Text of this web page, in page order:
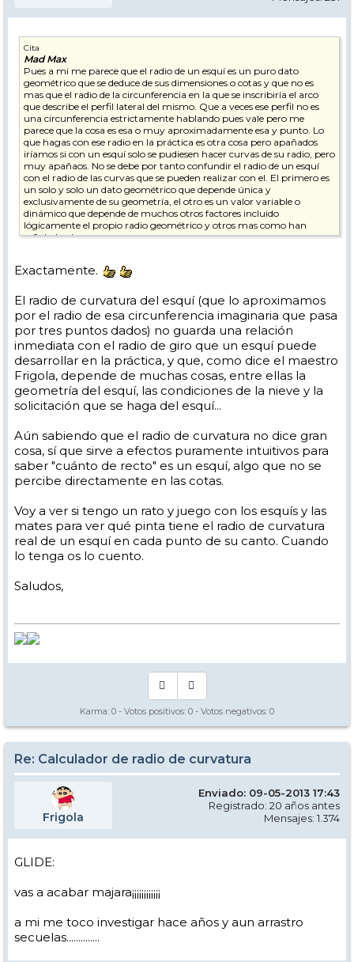
Cita
Mad Max
Pues a mi me parece que el radio de un esquí es un puro dato
geométrico que se deduce de sus dimensiones o cotas y que no es
mas que el radio de la circunferencia en la que se inscribiría el arco
que describe el perfil lateral del mismo. Que a veces ese perfil no es
una circunferencia estrictamente hablando pues vale pero me
parece que la cosa es esa o muy aproximadamente esa y punto. Lo
que hagas con ese radio en la práctica es otra cosa pero apañados
iríamos si con un esquí solo se pudiesen hacer curvas de su radio, pero
muy apañaos. No se debe por tanto confundir el radio de un esquí
con el radio de las curvas que se pueden realizar con el. El primero es
un solo y solo un dato geométrico que depende única y
exclusivamente de su geometría, el otro es un valor variable o
dinámico que depende de muchos otros factores incluido
lógicamente el propio radio geométrico y otros mas como han
señalado algunos.
para calcular la circunferencia que pasa por tres puntos dados y que
conociendo el punto de máxima anchura de la espátula, el punto de
mínima anchura del patín y el punto de máxima anchura de la cola
además de la distancia entre ellos que viene en parte determinada
por la longitud aunque deberíamos conocer al menos la distancia del
centro a la cola o a la espátula para saberlo con total exactitud. Por
eso el calculador FIS nos pide esos datos y nada mas y nos da un solo
radio por esquí ya que es eso y solo eso, un dato geométrico deducible
de sus cotas y dimensiones.
Exactamente.
El radio de curvatura del esquí (que lo aproximamos
por el radio de esa circunferencia imaginaria que pasa
por tres puntos dados) no guarda una relación
inmediata con el radio de giro que un esquí puede
desarrollar en la práctica, y que, como dice el maestro
Frigola, depende de muchas cosas, entre ellas la
geometría del esquí, las condiciones de la nieve y la
solicitación que se haga del esquí...
Aún sabiendo que el radio de curvatura no dice gran
cosa, sí que sirve a efectos puramente intuitivos para
saber "cuánto de recto" es un esquí, algo que no se
percibe directamente en las cotas.
Voy a ver si tengo un rato y juego con los esquís y las
mates para ver qué pinta tiene el radio de curvatura
real de un esquí en cada punto de su canto. Cuando
lo tenga os lo cuento.
Saludos,
Karma: 0 - Votos positivos: 0 - Votos negativos: 0
Re: Calculador de radio de curvatura
Frigola
Enviado: 09-05-2013 17:43
Registrado: 20 años antes
Mensajes: 1.374
GLIDE:
vas a acabar majara¡¡¡¡¡¡¡¡¡¡¡¡
a mi me toco investigar hace años y aun arrastro
secuelas..............